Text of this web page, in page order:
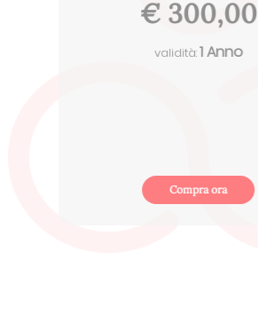
€ 300,00
validità:1 Anno
Compra ora